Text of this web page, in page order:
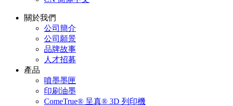
關於我們
公司簡介
公司願景
品牌故事
人才招募
產品
噴墨墨匣
印刷油墨
ComeTrue® 呈真® 3D 列印機